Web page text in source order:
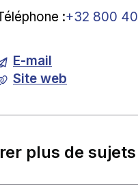
:+32 800
E-mail
Site web
plus de sujets